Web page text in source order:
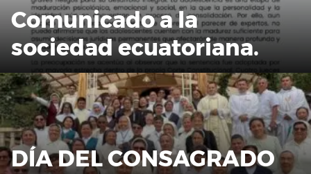
Comunicado a la
sociedad ecuatoriana.
DÍA DEL CONSAGRADO